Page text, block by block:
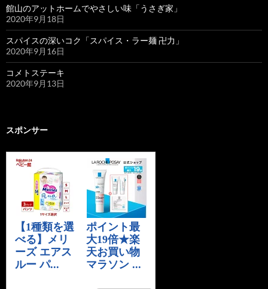
館山のアットホームでやさしい味「うさぎ家」
2020年9月18日
スパイスの深いコク「スパイス・ラー麺 卍力」
2020年9月16日
コメトステーキ
2020年9月13日
スポンサー